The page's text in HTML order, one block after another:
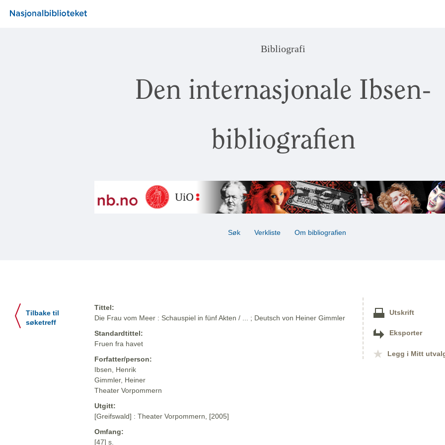
Bibliografi
Den internasjonale Ibsen-
bibliografien
Søk Verkliste Om bibliografien
Tilbake til
søketreff
Tittel:
Die Frau vom Meer : Schauspiel in fünf Akten / ... ; Deutsch von Heiner Gimmler
Standardtittel:
Fruen fra havet
Forfatter/person:
Ibsen, Henrik
Gimmler, Heiner
Theater Vorpommern
Utgitt:
[Greifswald] : Theater Vorpommern, [2005]
Omfang:
[47] s.
Utskrift
Eksporter
Legg i Mitt